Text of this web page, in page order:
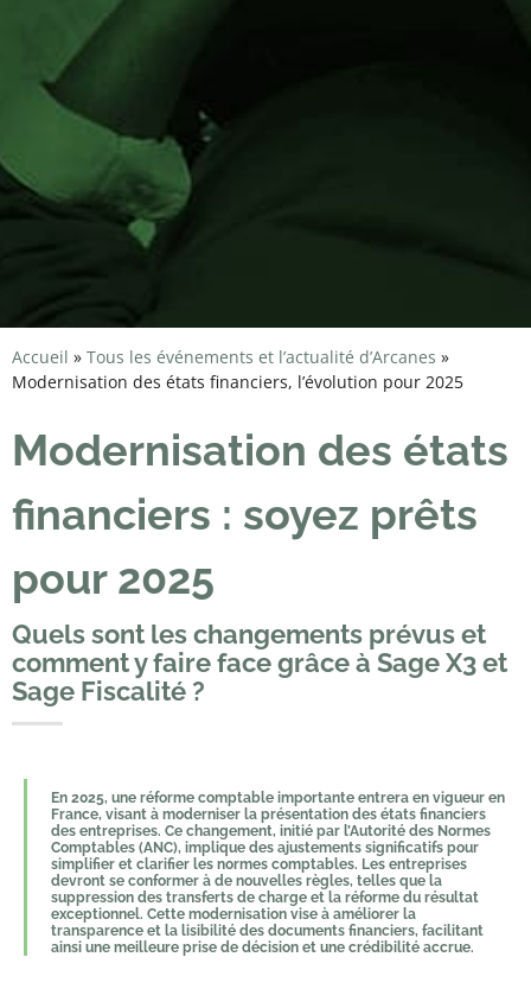
Accueil » Tous les événements et l’actualité d’Arcanes »
Modernisation des états financiers, l’évolution pour 2025
Modernisation des états
financiers : soyez prêts
pour 2025
Quels sont les changements prévus et
comment y faire face grâce à Sage X3 et
Sage Fiscalité ?
En 2025, une réforme comptable importante entrera en vigueur en
France, visant à moderniser la présentation des états financiers
des entreprises. Ce changement, initié par l’Autorité des Normes
Comptables (ANC), implique des ajustements significatifs pour
simplifier et clarifier les normes comptables. Les entreprises
devront se conformer à de nouvelles règles, telles que la
suppression des transferts de charge et la réforme du résultat
exceptionnel. Cette modernisation vise à améliorer la
transparence et la lisibilité des documents financiers, facilitant
ainsi une meilleure prise de décision et une crédibilité accrue.